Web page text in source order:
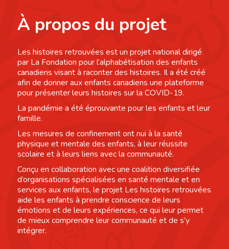
À propos du projet
Les histoires retrouvées est un projet national dirigé
par La Fondation pour l’alphabétisation des enfants
canadiens visant à raconter des histoires. Il a été créé
afin de donner aux enfants canadiens une plateforme
pour présenter leurs histoires sur la COVID-19.
La pandémie a été éprouvante pour les enfants et leur
famille.
Les mesures de confinement ont nui à la santé
physique et mentale des enfants, à leur réussite
scolaire et à leurs liens avec la communauté.
Conçu en collaboration avec une coalition diversifiée
d’organisations spécialisées en santé mentale et en
services aux enfants, le projet Les histoires retrouvées
aide les enfants à prendre conscience de leurs
émotions et de leurs expériences, ce qui leur permet
de mieux comprendre leur communauté et de s’y
intégrer.